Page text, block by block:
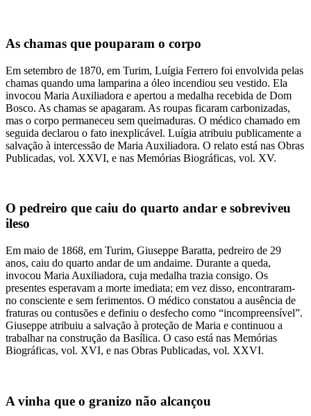
As chamas que pouparam o corpo
Em setembro de 1870, em Turim, Luígia Ferrero foi envolvida pelas
chamas quando uma lamparina a óleo incendiou seu vestido. Ela
invocou Maria Auxiliadora e apertou a medalha recebida de Dom
Bosco. As chamas se apagaram. As roupas ficaram carbonizadas,
mas o corpo permaneceu sem queimaduras. O médico chamado em
seguida declarou o fato inexplicável. Luígia atribuiu publicamente a
salvação à intercessão de Maria Auxiliadora. O relato está nas Obras
Publicadas, vol. XXVI, e nas Memórias Biográficas, vol. XV.
O pedreiro que caiu do quarto andar e sobreviveu
ileso
Em maio de 1868, em Turim, Giuseppe Baratta, pedreiro de 29
anos, caiu do quarto andar de um andaime. Durante a queda,
invocou Maria Auxiliadora, cuja medalha trazia consigo. Os
presentes esperavam a morte imediata; em vez disso, encontraram-
no consciente e sem ferimentos. O médico constatou a ausência de
fraturas ou contusões e definiu o desfecho como “incompreensível”.
Giuseppe atribuiu a salvação à proteção de Maria e continuou a
trabalhar na construção da Basílica. O caso está nas Memórias
Biográficas, vol. XVI, e nas Obras Publicadas, vol. XXVI.
A vinha que o granizo não alcançou